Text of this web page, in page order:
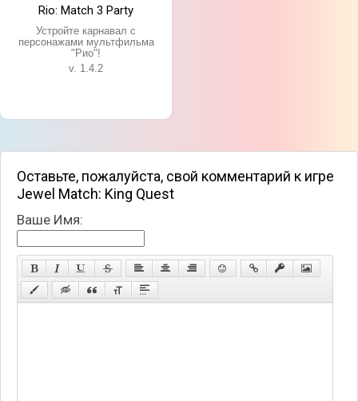
Rio: Match 3 Party
Устройте карнавал с
персонажами мультфильма
"Рио"!
v. 1.4.2
Оставьте, пожалуйста, свой комментарий к игре
Jewel Match: King Quest
Ваше Имя: